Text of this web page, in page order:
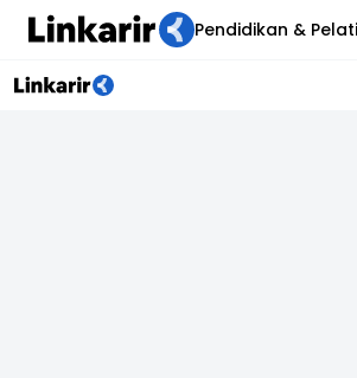
Pendidikan &